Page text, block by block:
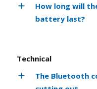
cutting out.
How do I know